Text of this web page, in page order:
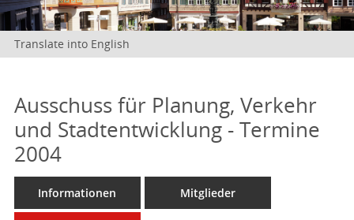
Translate into English
Ausschuss für Planung, Verkehr
und Stadtentwicklung - Termine
2004
Informationen Mitglieder